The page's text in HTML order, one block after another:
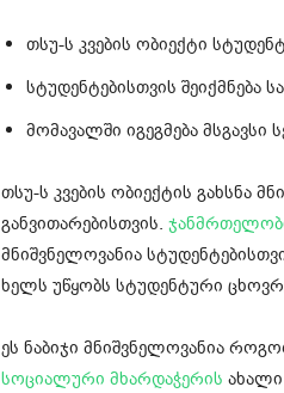
თსუ-ს კვების ობიექტი
სტუდენტებისთვის შეიქმნება
მომავალში იგეგმება მსგავსი
თსუ-ს კვების ობიექტის გახსნა
განვითარებისთვის.
მნიშვნელოვანია
ხელს უწყობს სტუდენტური
ეს ნაბიჯი მნიშვნელოვანია
სოციალური მხარდაჭერის